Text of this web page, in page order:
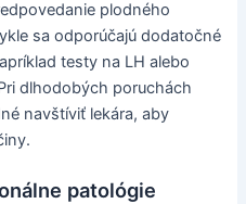
plodného
sa odporúčajú dodatočné
testy na LH alebo
dlhodobých poruchách
navštíviť lekára, aby
patológie